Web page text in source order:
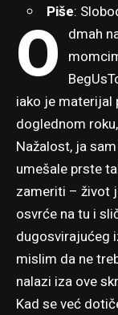
Piše:
O dmah
iako je materijal
doglednom
Nažalost, ja
umešale prste
zameriti – život
osvrće na tu i
dugosvirajućeg
mislim da ne
nalazi iza ove
Kad se već